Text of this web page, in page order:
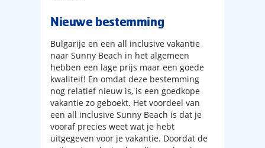
Nieuwe bestemming
Bulgarije en een all inclusive vakantie
naar Sunny Beach in het algemeen
hebben een lage prijs maar een goede
kwaliteit! En omdat deze bestemming
nog relatief nieuw is, is een goedkope
vakantie zo geboekt. Het voordeel van
een all inclusive Sunny Beach is dat je
vooraf precies weet wat je hebt
uitgegeven voor je vakantie. Doordat de